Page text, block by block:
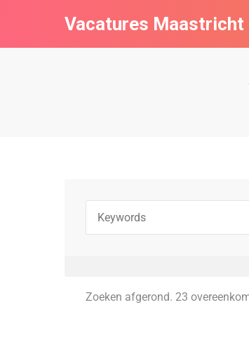
Vacatures Maastricht
Zoeken afgerond. 23